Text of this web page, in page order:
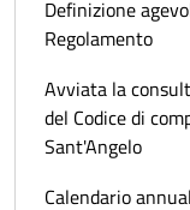
Definizione
Regolamento
Avviata la
del Codice di
Sant'Angelo
Calendario